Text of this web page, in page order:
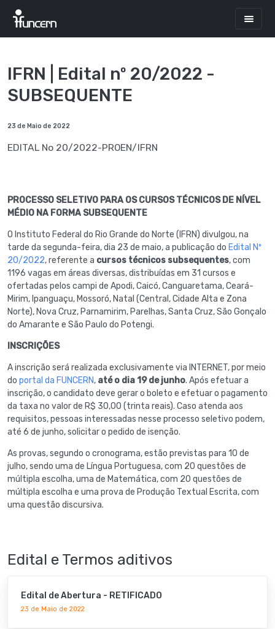
IFRN | Edital nº 20/2022 -
SUBSEQUENTE
23 de Maio de 2022
EDITAL No 20/2022-PROEN/IFRN
PROCESSO SELETIVO PARA OS CURSOS TÉCNICOS DE NÍVEL
MÉDIO NA FORMA SUBSEQUENTE
O Instituto Federal do Rio Grande do Norte (IFRN) divulgou, na
tarde da segunda-feira, dia 23 de maio, a publicação do Edital Nº
20/2022, referente a cursos técnicos subsequentes, com
1196 vagas em áreas diversas, distribuídas em 31 cursos e
ofertadas pelos campi de Apodi, Caicó, Canguaretama, Ceará-
Mirim, Ipanguaçu, Mossoró, Natal (Central, Cidade Alta e Zona
Norte), Nova Cruz, Parnamirim, Parelhas, Santa Cruz, São Gonçalo
do Amarante e São Paulo do Potengi.
INSCRIÇÕES
A inscrição será realizada exclusivamente via INTERNET, por meio
do portal da FUNCERN, até o dia 19 de junho. Após efetuar a
inscrição, o candidato deve gerar o boleto e efetuar o pagamento
da taxa no valor de R$ 30,00 (trinta reais). Caso atenda aos
requisitos, pessoas interessadas nesse processo seletivo podem,
até 6 de junho, solicitar o pedido de isenção.
As provas, segundo o cronograma, estão previstas para 10 de
julho, sendo uma de Língua Portuguesa, com 20 questões de
múltipla escolha, uma de Matemática, com 20 questões de
múltipla escolha e uma prova de Produção Textual Escrita, com
uma questão discursiva.
Edital e Termos aditivos
Edital de Abertura - RETIFICADO
23 de Maio de 2022